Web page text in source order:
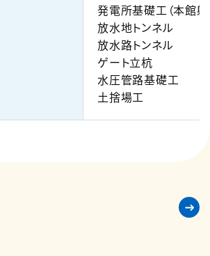
発電所基礎工（本館躯
放水地トンネル
放水路トンネル
ゲート立杭
水圧管路基礎工
土捨場工